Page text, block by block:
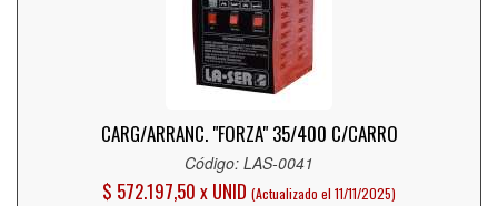
CARG/ARRANC. "FORZA" 35/400 C/CARRO
Código: LAS-0041
$ 572.197,50 x UNID (Actualizado el 11/11/2025)